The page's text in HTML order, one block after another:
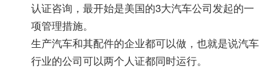
认证咨询，最开始是美国的3大汽车公司发起的一
项管理措施。
生产汽车和其配件的企业都可以做，也就是说汽车
行业的公司可以两个人证都同时运行。